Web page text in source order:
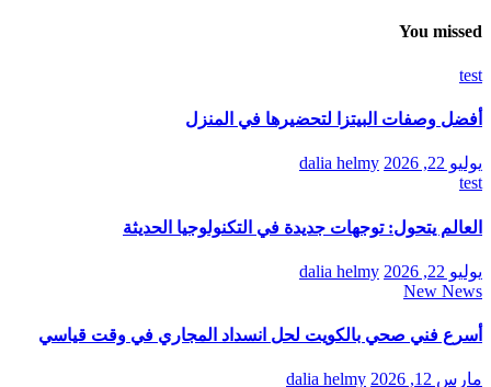
You missed
test
أفضل وصفات البيتزا لتحضيرها في المنزل
يوليو 22, 2026
dalia helmy
test
العالم يتحول: توجهات جديدة في التكنولوجيا الحديثة
يوليو 22, 2026
dalia helmy
New News
أسرع فني صحي بالكويت لحل انسداد المجاري في وقت قياسي
مارس 12, 2026
dalia helmy